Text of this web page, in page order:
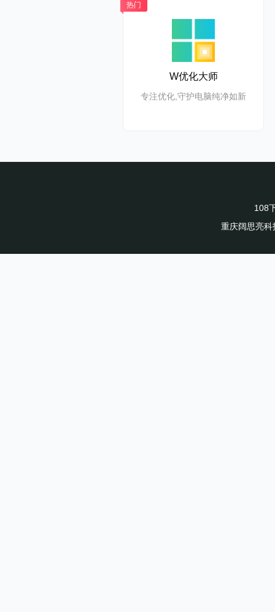
热门
W优化大师
专注优化,守护电脑纯净如新
108
重庆阔思亮